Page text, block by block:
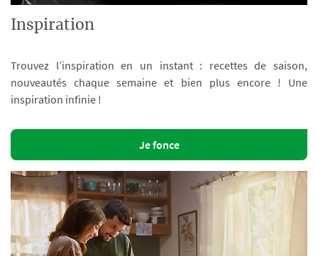
Inspiration
Trouvez l’inspiration en un instant : recettes de saison,
nouveautés chaque semaine et bien plus encore ! Une
inspiration infinie !
Je fonce